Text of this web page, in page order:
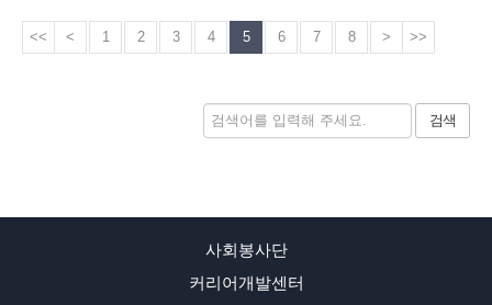
<< < 1 2 3 4 5 6 7 8 > >>
검색
사회봉사단
커리어개발센터